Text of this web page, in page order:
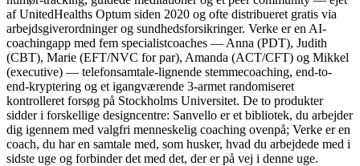
af UnitedHealths Optum siden 2020 og ofte distribueret gratis via
arbejdsgiverordninger og sundhedsforsikringer. Verke er en AI-
coachingapp med fem specialistcoaches — Anna (PDT), Judith
(CBT), Marie (EFT/NVC for par), Amanda (ACT/CFT) og Mikkel
(executive) — telefonsamtale-lignende stemmecoaching, end-to-
end-kryptering og et igangværende 3-armet randomiseret
kontrolleret forsøg på Stockholms Universitet. De to produkter
sidder i forskellige designcentre: Sanvello er et bibliotek, du arbejder
dig igennem med valgfri menneskelig coaching ovenpå; Verke er en
coach, du har en samtale med, som husker, hvad du arbejdede med i
sidste uge og forbinder det med det, der er på vej i denne uge.